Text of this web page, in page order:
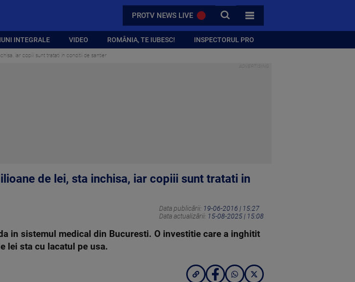
PROTV NEWS LIVE CAUTA
TOATE CATEGORIILE
INTEGRALE VIDEO ROMÂNIA, TE IUBESC! INSPECTORUL PRO
iar copiii sunt tratati in conditii de santier
de lei, sta inchisa, iar copiii sunt tratati in
Data publicării: 19-06-2016 | 15:27
Data actualizării: 15-08-2025 | 15:08
in sistemul medical din Bucuresti. O investitie care a inghitit
lei sta cu lacatul pe usa.